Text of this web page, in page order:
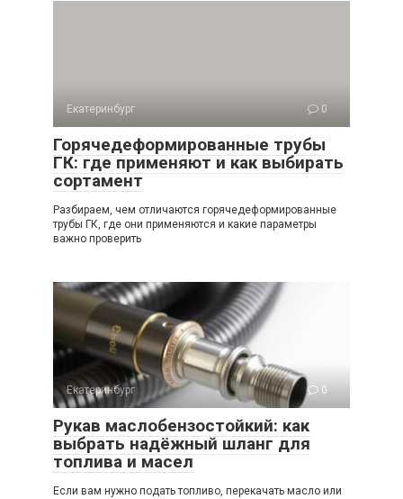
Екатеринбург 0
Горячедеформированные трубы
ГК: где применяют и как выбирать
сортамент
Разбираем, чем отличаются горячедеформированные
трубы ГК, где они применяются и какие параметры
важно проверить
Екатеринбург 0
Рукав маслобензостойкий: как
выбрать надёжный шланг для
топлива и масел
Если вам нужно подать топливо, перекачать масло или